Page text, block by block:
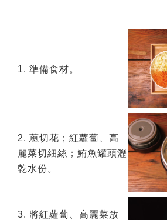
1. 準備食材。
2. 蔥切花；紅蘿蔔、高
麗菜切細絲；鮪魚罐頭瀝
乾水份。
3. 將紅蘿蔔、高麗菜放